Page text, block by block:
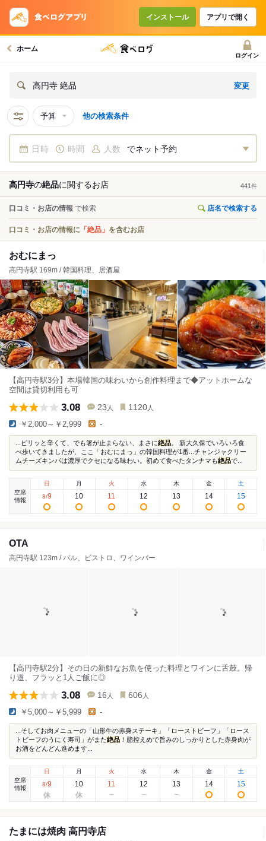
インストール アプリで開く
ホーム
ログイン
高円寺 絶品 変更
予算 他の検索条件
日時 時間 人数 でネット予約
高円寺の絶品に関するお店 441 件
口コミ・お店の情報 で検索 店名で検索する
口コミ・お店の情報に 「絶品」 を含むお店
おむにまっ
高円寺駅 169m / 韓国料理、居酒屋
【高円寺駅3分】本場韓国の味わいから創作料理まで◆アットホームな
空間は貸切利用も可
3.08 23 人 1120 人
￥2,000～￥2,999 -
...ピリッと辛くて、でも箸が止まらない、まさに絶品 。 新大久保でいろいろ食
べ歩いてきましたが、ここ「おむにまっ」の韓国料理が1番...チャンジャクリー
ムチーズキンパは濃厚でクセになる味わい。初めて食べたタンナマも絶品で...
空席
情報
日
8/9
月
10
火
11
水
12
木
13
金
14
土
15
OTA
高円寺駅 123m / バル、ビストロ、ワインバー
【高円寺駅2分】その日の新鮮なお魚を使った料理とワインに舌鼓。帰
り道、フラッと1人ご飯に◎
3.08 16 人 606 人
￥5,000～￥5,999 -
...そしてお肉メニューの「山形牛の赤身ステーキ」「ローストビーフ」「ロース
トビーフのうにく寿司」がまた絶品 ！脂控えめで旨みのしっかりとした赤身肉が
お酒をどんどん進めます...
空席
情報
日
8/9
月
10
火
11
水
12
木
13
金
14
土
15
たまには焼肉 高円寺店